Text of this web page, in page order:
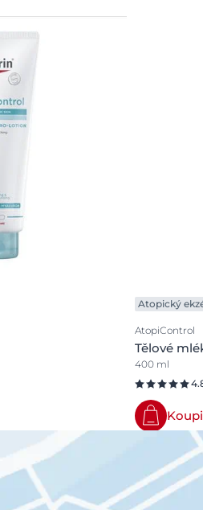
Atopický
AtopiControl
Tělové
400 ml